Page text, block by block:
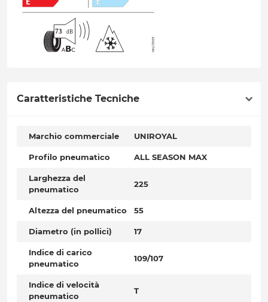
Caratteristiche Tecniche
Marchio commerciale UNIROYAL
Profilo pneumatico ALL SEASON MAX
Larghezza del
pneumatico
225
Altezza del pneumatico 55
Diametro (in pollici) 17
Indice di carico
pneumatico
109/107
Indice di velocità
pneumatico
T